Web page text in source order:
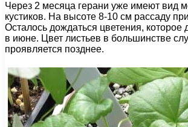
Через 2 месяца герани уже имеют вид
кустиков. На высоте 8-10 см рассаду
Осталось дождаться цветения, которое
в июне. Цвет листьев в большинстве
проявляется позднее.